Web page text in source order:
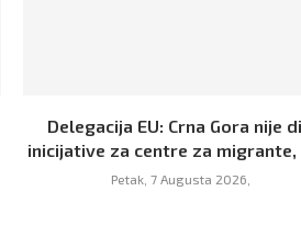
Delegacija EU: Crna Gora nije
inicijative za centre za migrante,
Petak, 7 Augusta 2026,